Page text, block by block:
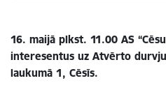
16. maijā plkst. 11.00 AS
interesentus uz Atvērto
laukumā 1, Cēsīs.